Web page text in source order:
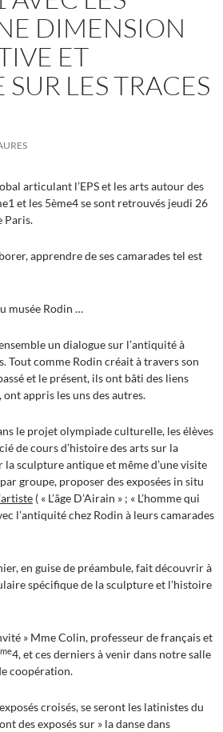
DIMENSION
ET
LES TRACES
articulant l’EPS et les arts autour des
et les 5ème4 se sont retrouvés jeudi 26
Paris.
apprendre de ses camarades tel est
musée Rodin …
un dialogue sur l’antiquité à
Tout comme Rodin créait à travers son
et le présent, ils ont bâti des liens
appris les uns des autres.
le projet olympiade culturelle, les élèves
de cours d’histoire des arts sur la
sculpture antique et même d’une visite
groupe, proposer des exposées in situ
( « L’âge D’Airain » ; « L’homme qui
l’antiquité chez Rodin à leurs camarades
en guise de préambule, fait découvrir à
spécifique de la sculpture et l’histoire
» Mme Colin, professeur de français et
4, et ces derniers à venir dans notre salle
coopération.
croisés, se seront les latinistes du
des exposés sur » la danse dans